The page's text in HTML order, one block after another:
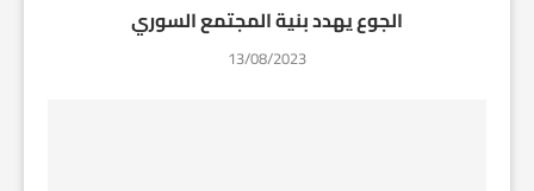
الجوع يهدد بنية المجتمع السوري
13/08/2023